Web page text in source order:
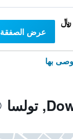
عرض الصفقة
بها